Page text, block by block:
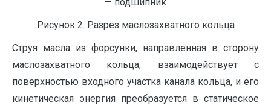
Рисунок 2. Разрез маслозахватного кольца
Струя масла из форсунки, направленная в сторону
маслозахватного кольца, взаимодействует с
поверхностью входного участка канала кольца, и его
кинетическая энергия преобразуется в статическое